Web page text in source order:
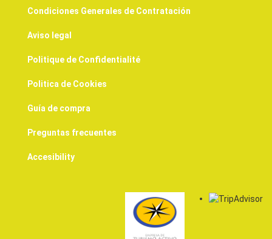
Condiciones Generales de Contratación
Aviso legal
Politique de Confidentialité
Politica de Cookies
Guía de compra
Preguntas frecuentes
Accesibility